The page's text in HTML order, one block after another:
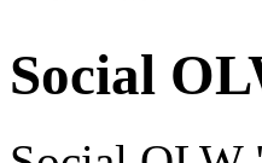
Social